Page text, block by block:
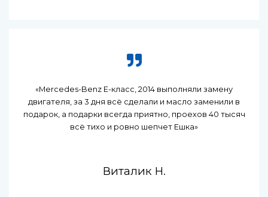
«Mercedes-Benz E-класс, 2014 выполняли замену
двигателя, за 3 дня всё сделали и масло заменили в
подарок, а подарки всегда приятно, проехов 40 тысяч
всё тихо и ровно шепчет Ешка»
Виталик Н.